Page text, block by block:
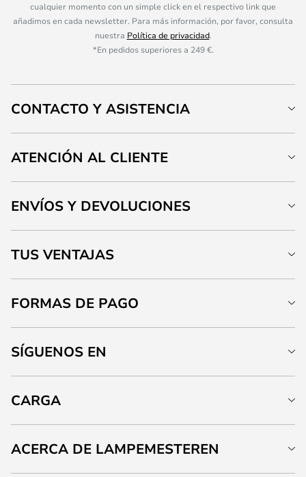
cualquier momento con un simple click en el respectivo link que
añadimos en cada newsletter. Para más información, por favor, consulta
nuestra Política de privacidad.
*En pedidos superiores a 249 €.
CONTACTO Y ASISTENCIA
ATENCIÓN AL CLIENTE
ENVÍOS Y DEVOLUCIONES
TUS VENTAJAS
FORMAS DE PAGO
SÍGUENOS EN
CARGA
ACERCA DE LAMPEMESTEREN